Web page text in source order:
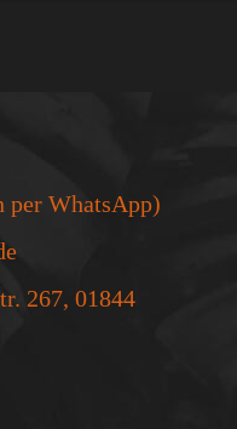
per WhatsApp)
267, 01844